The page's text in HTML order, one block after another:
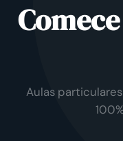
Aulas